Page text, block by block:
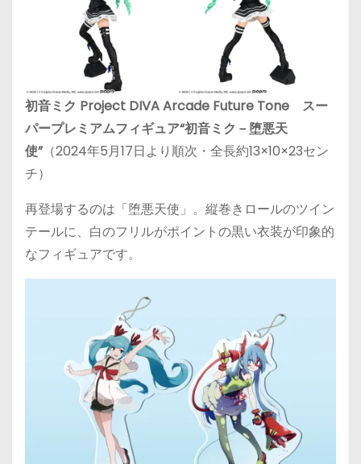
初音ミク Project DIVA Arcade Future Tone スー
パープレミアムフィギュア“初音ミク－堕悪天
使”（2024年5月17日より順次・全長約13×10×23セン
チ）
再登場するのは「堕悪天使」。縦巻きロールのツイン
テールに、白のフリルがポイントの黒い衣装が印象的
なフィギュアです。